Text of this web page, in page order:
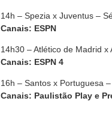
14h – Spezia x Juventus –
Canais: ESPN
14h30 – Atlético de Madrid x
Canais: ESPN 4
16h – Santos x Portuguesa
Canais: Paulistão Play e